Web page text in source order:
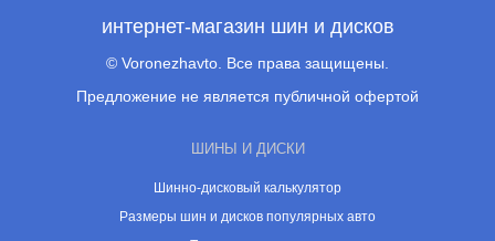
интернет-магазин шин и дисков
© Voronezhavto. Все права защищены.
Предложение не является публичной офертой
ШИНЫ И ДИСКИ
Шинно-дисковый калькулятор
Размеры шин и дисков популярных авто